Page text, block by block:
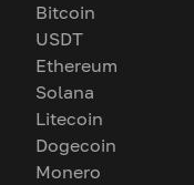
Bitcoin
USDT
Ethereum
Solana
Litecoin
Dogecoin
Monero